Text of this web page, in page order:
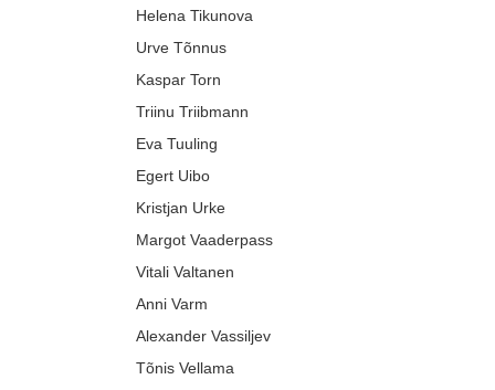
Helena Tikunova
Urve Tõnnus
Kaspar Torn
Triinu Triibmann
Eva Tuuling
Egert Uibo
Kristjan Urke
Margot Vaaderpass
Vitali Valtanen
Anni Varm
Alexander Vassiljev
Tõnis Vellama